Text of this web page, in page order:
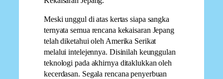
Meski unggul di atas kertas siapa sangka
ternyata semua rencana kekaisaran Jepang
telah diketahui oleh Amerika Serikat
melalui intelejennya. Disinilah keunggulan
teknologi pada akhirnya ditaklukkan oleh
kecerdasan. Segala rencana penyerbuan